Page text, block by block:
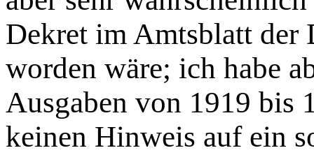
Dekret im Amtsblatt der
worden wäre; ich habe
Ausgaben von 1919 bis
keinen Hinweis auf ein